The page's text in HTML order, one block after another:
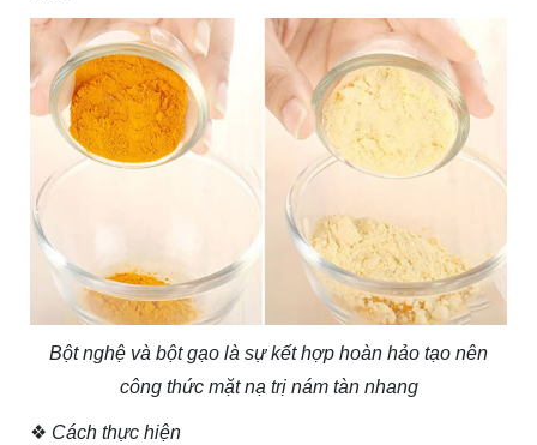
Bột nghệ và bột gạo là sự kết hợp hoàn hảo tạo nên
công thức mặt nạ trị nám tàn nhang
❖ Cách thực hiện